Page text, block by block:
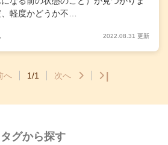
軽度かどうか不…
2022.08.31 更新
へ 1/1 次へ
タグから探す